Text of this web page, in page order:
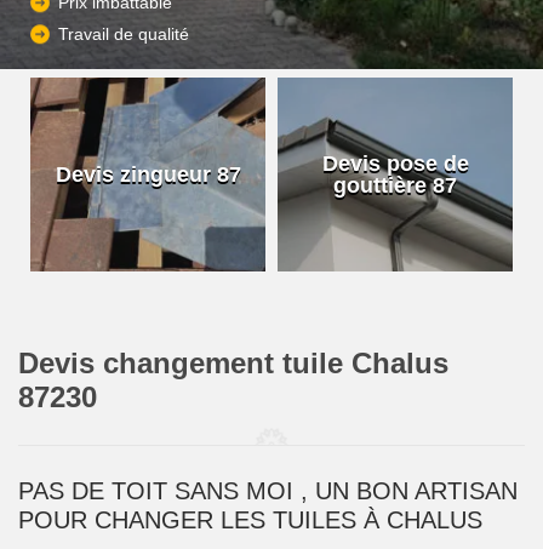
Travail de qualité
Devis zingueur 87
Devis pose de
gouttière 87
Devis changement tuile Chalus
87230
PAS DE TOIT SANS MOI , UN BON ARTISAN
POUR CHANGER LES TUILES À CHALUS